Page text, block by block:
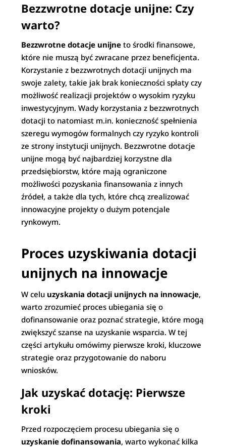
Bezzwrotne dotacje unijne: Czy
warto?
Bezzwrotne dotacje unijne to środki finansowe,
które nie muszą być zwracane przez beneficjenta.
Korzystanie z bezzwrotnych dotacji unijnych ma
swoje zalety, takie jak brak konieczności spłaty czy
możliwość realizacji projektów o wysokim ryzyku
inwestycyjnym. Wady korzystania z bezzwrotnych
dotacji to natomiast m.in. konieczność spełnienia
szeregu wymogów formalnych czy ryzyko kontroli
ze strony instytucji unijnych. Bezzwrotne dotacje
unijne mogą być najbardziej korzystne dla
przedsiębiorstw, które mają ograniczone
możliwości pozyskania finansowania z innych
źródeł, a także dla tych, które chcą zrealizować
innowacyjne projekty o dużym potencjale
rynkowym.
Proces uzyskiwania dotacji
unijnych na innowacje
W celu uzyskania dotacji unijnych na innowacje,
warto zrozumieć proces ubiegania się o
dofinansowanie oraz poznać strategie, które mogą
zwiększyć szanse na uzyskanie wsparcia. W tej
części artykułu omówimy pierwsze kroki, kluczowe
strategie oraz przygotowanie do naboru
wniosków.
Jak uzyskać dotację: Pierwsze
kroki
Przed rozpoczęciem procesu ubiegania się o
uzyskanie dofinansowania, warto wykonać kilka